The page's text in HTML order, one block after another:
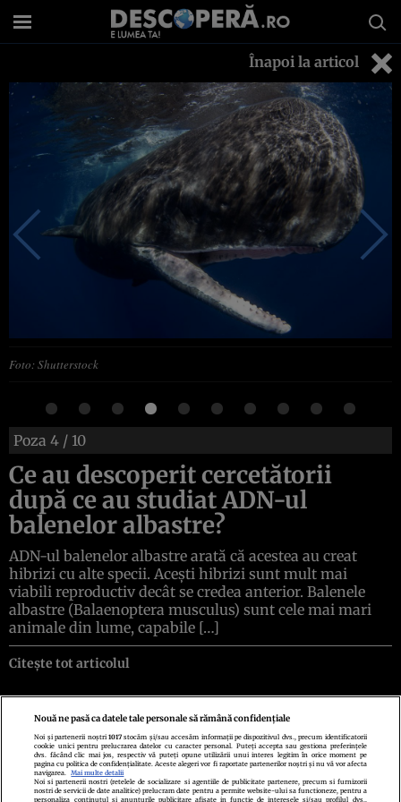
Înapoi la articol
Foto: Shutterstock
Poza 4 / 10
Ce au descoperit cercetătorii
după ce au studiat ADN-ul
balenelor albastre?
ADN-ul balenelor albastre arată că acestea au creat
hibrizi cu alte specii. Acești hibrizi sunt mult mai
viabili reproductiv decât se credea anterior. Balenele
albastre (Balaenoptera musculus) sunt cele mai mari
animale din lume, capabile […]
Citește tot articolul
Politica de confidenţialitatePolitica de cookiesTermeni şi condiţii
Echipa redacționalăContactSetări Cookies
Nouă ne pasă ca datele tale personale să rămână confidențiale
Noi și partenerii noștri1017 stocăm și/sau accesăm informații pe dispozitivul dvs., precum identificatorii
cookie unici pentru prelucrarea datelor cu caracter personal. Puteți accepta sau gestiona preferințele
dvs. făcând clic mai jos, respectiv vă puteți opune utilizării unui interes legitim în orice moment pe
pagina cu politica de confidențialitate. Aceste alegeri vor fi raportate partenerilor noștri și nu vă vor afecta
navigarea.
Mai multe detalii
Noi si partenerii nostri (retelele de socializare si agentiile de publicitate partenere, precum si furnizorii
nostri de servicii de date analitice) prelucram date pentru a permite website-ului sa functioneze, pentru a
personaliza continutul si anunturile publicitare afisate in functie de interesele si/sau profilul dvs.,